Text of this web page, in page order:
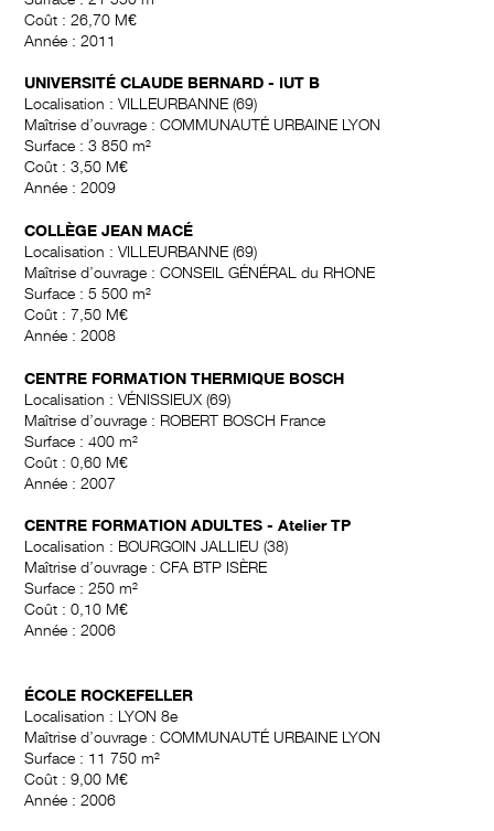
Coût : 26,70 M€
Année : 2011
UNIVERSITÉ CLAUDE BERNARD - IUT B
Localisation : VILLEURBANNE (69)
Maîtrise d’ouvrage : COMMUNAUTÉ URBAINE LYON
Surface : 3 850 m²
Coût : 3,50 M€
Année : 2009
COLLÈGE JEAN MACÉ
Localisation : VILLEURBANNE (69)
Maîtrise d’ouvrage : CONSEIL GÉNÉRAL du RHONE
Surface : 5 500 m²
Coût : 7,50 M€
Année : 2008
CENTRE FORMATION THERMIQUE BOSCH
Localisation : VÉNISSIEUX (69)
Maîtrise d’ouvrage : ROBERT BOSCH France
Surface : 400 m²
Coût : 0,60 M€
Année : 2007
CENTRE FORMATION ADULTES - Atelier TP
Localisation : BOURGOIN JALLIEU (38)
Maîtrise d’ouvrage : CFA BTP ISÈRE
Surface : 250 m²
Coût : 0,10 M€
Année : 2006
ÉCOLE ROCKEFELLER
Localisation : LYON 8e
Maîtrise d’ouvrage : COMMUNAUTÉ URBAINE LYON
Surface : 11 750 m²
Coût : 9,00 M€
Année : 2006